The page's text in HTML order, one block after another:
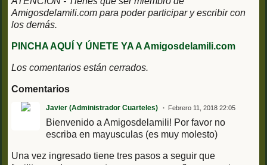
Amigosdelamili.com para poder participar y escribir con
los demás.
PINCHA AQUÍ Y ÚNETE YA A Amigosdelamili.com
Los comentarios están cerrados.
Comentarios
Javier (Administrador Cuarteles) Febrero 11, 2018 22:05
Bienvenido a Amigosdelamili! Por favor no
escriba en mayusculas (es muy molesto)
Una vez ingresado tiene tres pasos a seguir que